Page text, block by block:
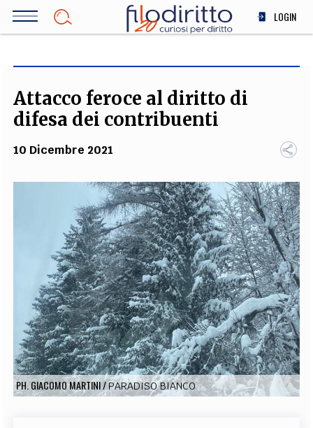
Salta
LOGIN
SOCIETÀ
MEDICINA
ALTRO
TEAM
FILODIRITTO REDAZIONE COMITATO SCIENTIFICO AUTORI CURATORI
FOTOGRAFI PARTNER COLLABORA CON NOI
EXTRA
CODICI RUBRICHE LIBRI PROCEEDINGS PUBBLICITÀ CONTATTI
SOCIAL MEDIA
Attacco feroce al diritto di
difesa dei contribuenti
10 Dicembre 2021
PH. GIACOMO MARTINI/PARADISO BIANCO